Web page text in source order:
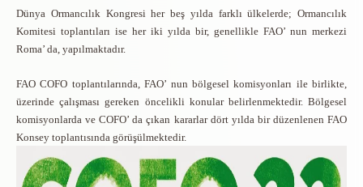
Dünya Ormancılık Kongresi her beş yılda farklı ülkelerde; Ormancılık
Komitesi toplantıları ise her iki yılda bir, genellikle FAO’ nun merkezi
Roma’ da, yapılmaktadır.
FAO COFO toplantılarında, FAO’ nun bölgesel komisyonları ile birlikte,
üzerinde çalışması gereken öncelikli konular belirlenmektedir. Bölgesel
komisyonlarda ve COFO’ da çıkan kararlar dört yılda bir düzenlenen FAO
Konsey toplantısında görüşülmektedir.